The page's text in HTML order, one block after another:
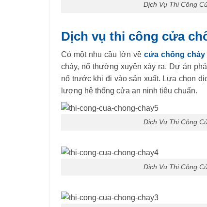
Dịch Vụ Thi Công
Dịch vụ thi công cửa
Có một nhu cầu lớn về cửa chống cháy
cháy, nổ thường xuyên xảy ra. Dự án
nổ trước khi đi vào sản xuất. Lựa chọn
lượng hệ thống cửa an ninh tiêu chuẩn.
Dịch Vụ Thi Công
Dịch Vụ Thi Công